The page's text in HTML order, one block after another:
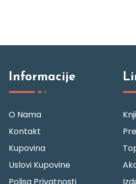
Informacije
O Nama
Kontakt
Kupovina
Uslovi Kupovine